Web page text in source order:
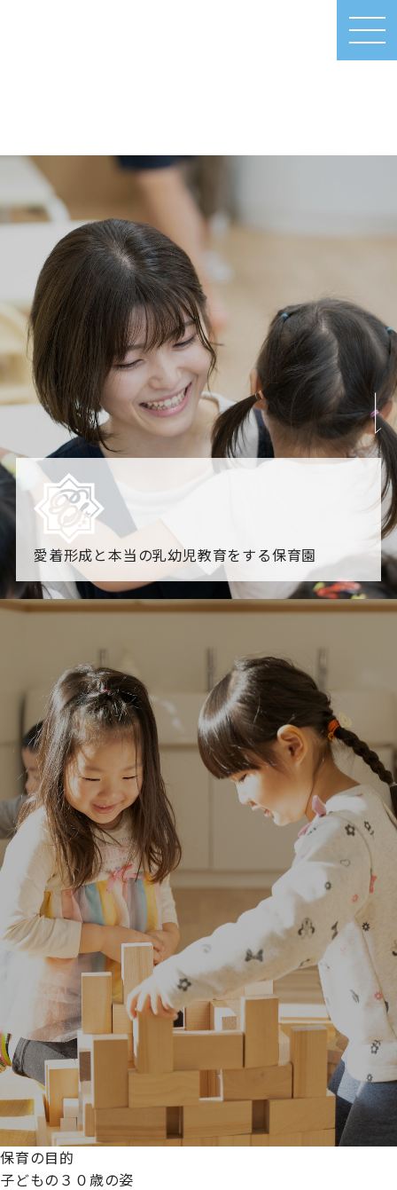
MEN
U
愛着形成と本当の乳幼児教育をする保育園
園からのお知らせ
「すくすく子育て」でリトルスター保育園が紹介されま
各園のブログ
2026.08.06 赤しそジュース作り～にじ組～2026.08.0
5 【そら組】誕生会
一覧を見る
保育の目的
子どもの３０歳の姿